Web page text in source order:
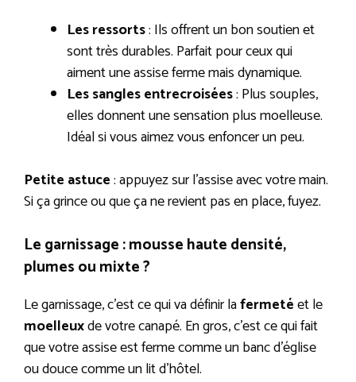
Les ressorts: Ils offrent un bon soutien et
sont très durables. Parfait pour ceux qui
aiment une assise ferme mais dynamique.
Les sangles entrecroisées: Plus souples,
elles donnent une sensation plus moelleuse.
Idéal si vous aimez vous enfoncer un peu.
Petite astuce: appuyez sur l’assise avec votre main.
Si ça grince ou que ça ne revient pas en place, fuyez.
Le garnissage : mousse haute densité,
plumes ou mixte ?
Le garnissage, c’est ce qui va définir lafermetéet le
moelleuxde votre canapé. En gros, c’est ce qui fait
que votre assise est ferme comme un banc d’église
ou douce comme un lit d’hôtel.